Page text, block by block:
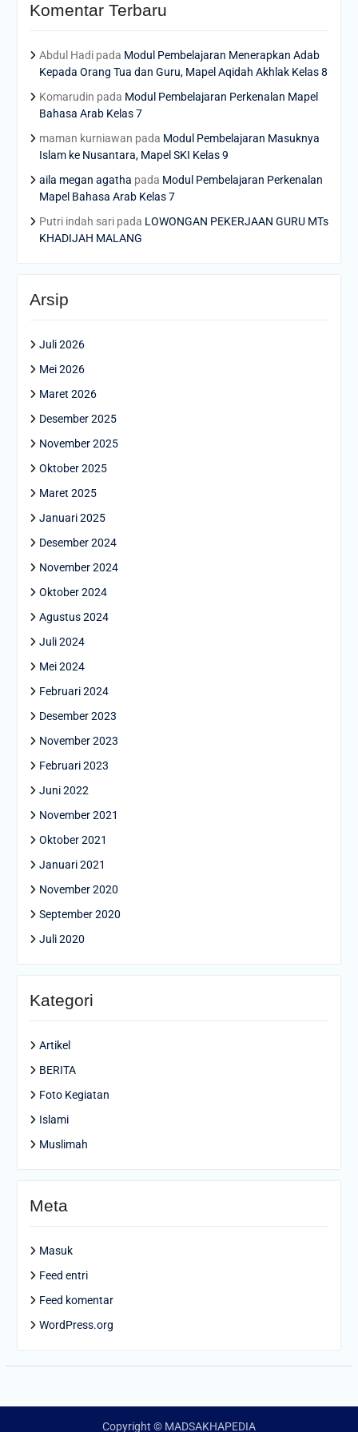
Komentar Terbaru
Abdul Hadipada Modul Pembelajaran Menerapkan Adab
Kepada Orang Tua dan Guru, Mapel Aqidah Akhlak Kelas 8
Komarudin pada Modul Pembelajaran Perkenalan Mapel
Bahasa Arab Kelas 7
maman kurniawan pada Modul Pembelajaran Masuknya
Islam ke Nusantara, Mapel SKI Kelas 9
aila megan agatha pada Modul Pembelajaran Perkenalan
Mapel Bahasa Arab Kelas 7
Putri indah saripada LOWONGAN PEKERJAAN GURU MTs
KHADIJAH MALANG
Arsip
Juli 2026
Mei 2026
Maret 2026
Desember 2025
November 2025
Oktober 2025
Maret 2025
Januari 2025
Desember 2024
November 2024
Oktober 2024
Agustus 2024
Juli 2024
Mei 2024
Februari 2024
Desember 2023
November 2023
Februari 2023
Juni 2022
November 2021
Oktober 2021
Januari 2021
November 2020
September 2020
Juli 2020
Kategori
Artikel
BERITA
Foto Kegiatan
Islami
Muslimah
Meta
Masuk
Feed entri
Feed komentar
WordPress.org
Copyright © MADSAKHAPEDIA